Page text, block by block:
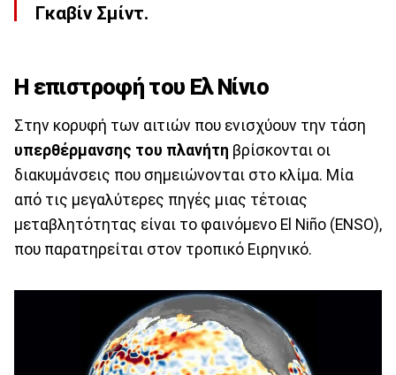
Γκαβίν Σμίντ.
Η επιστροφή του Ελ Νίνιο
Στην κορυφή των αιτιών που ενισχύουν την τάση
υπερθέρμανσης του πλανήτη βρίσκονται οι
διακυμάνσεις που σημειώνονται στο κλίμα. Μία
από τις μεγαλύτερες πηγές μιας τέτοιας
μεταβλητότητας είναι το φαινόμενο El Niño (ENSO),
που παρατηρείται στον τροπικό Ειρηνικό.